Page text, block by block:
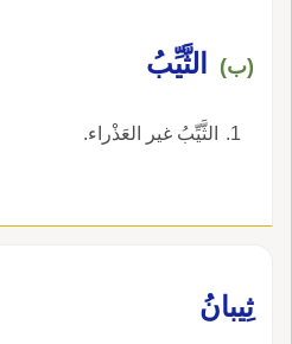
(ب) الثَّيِّبُ
الثَّيِّبُ غير العَذْراء.
ثِيبانُ